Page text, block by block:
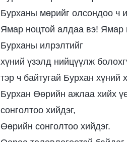
Бурханы мөрийг олсондоо ч
Ямар ноцтой алдаа вэ! Ямар
Бурханы илрэлтийг
хүний үзэлд нийцүүлж
тэр ч байтугай Бурхан хүний
Бурхан Өөрийн ажлаа хийх
сонголтоо хийдэг,
Өөрийн сонголтоо хийдэг.